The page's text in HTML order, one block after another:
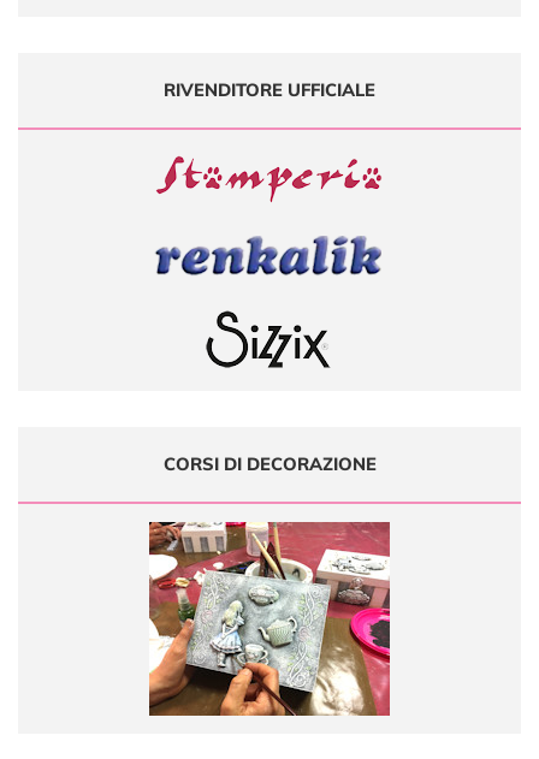
RIVENDITORE UFFICIALE
CORSI DI DECORAZIONE